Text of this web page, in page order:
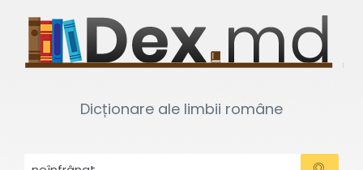
Dicționare ale limbii române